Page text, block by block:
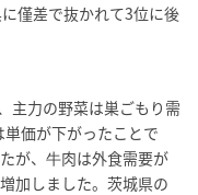
僅差で抜かれて3位に後
主力の野菜は巣ごもり需
価が下がったことで
が、牛肉は外食需要が
加しました。茨城県の